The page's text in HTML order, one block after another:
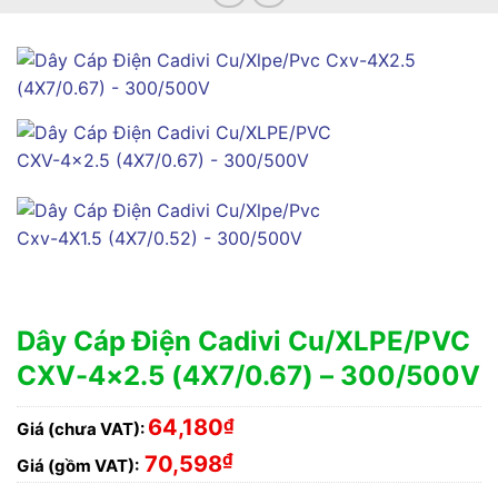
Dây Cáp Điện Cadivi Cu/XLPE/PVC
CXV-4×2.5 (4X7/0.67) – 300/500V
Giá (chưa VAT): 64,180₫
Giá (gồm VAT): 70,598₫